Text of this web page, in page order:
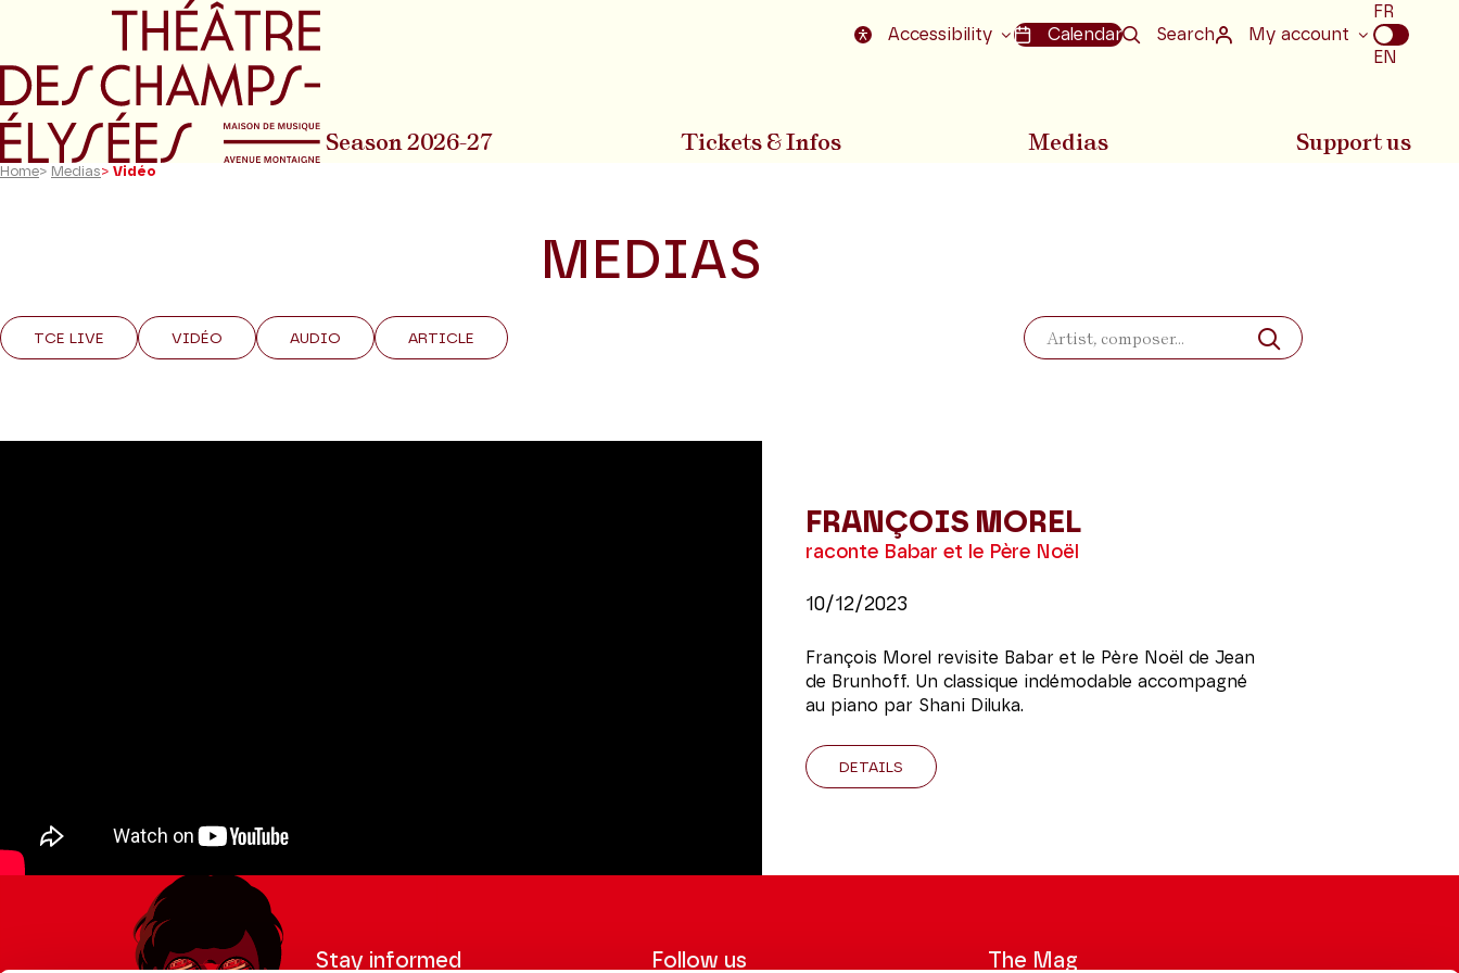
Go to main menu Go to content Accessibility Calendar Search My account
Choix
de
la
FR
EN
Season 2026-27 Tickets & Infos Medias Support us
Home> Medias> Vidéo
MEDIAS
TCE LIVE VIDÉO AUDIO ARTICLE
Search
FRANÇOIS MOREL
raconte Babar et le Père Noël
10/12/2023
François Morel revisite Babar et le Père Noël de Jean
de Brunhoff. Un classique indémodable accompagné
au piano par Shani Diluka.
DETAILS
Stay informed Follow us The Mag